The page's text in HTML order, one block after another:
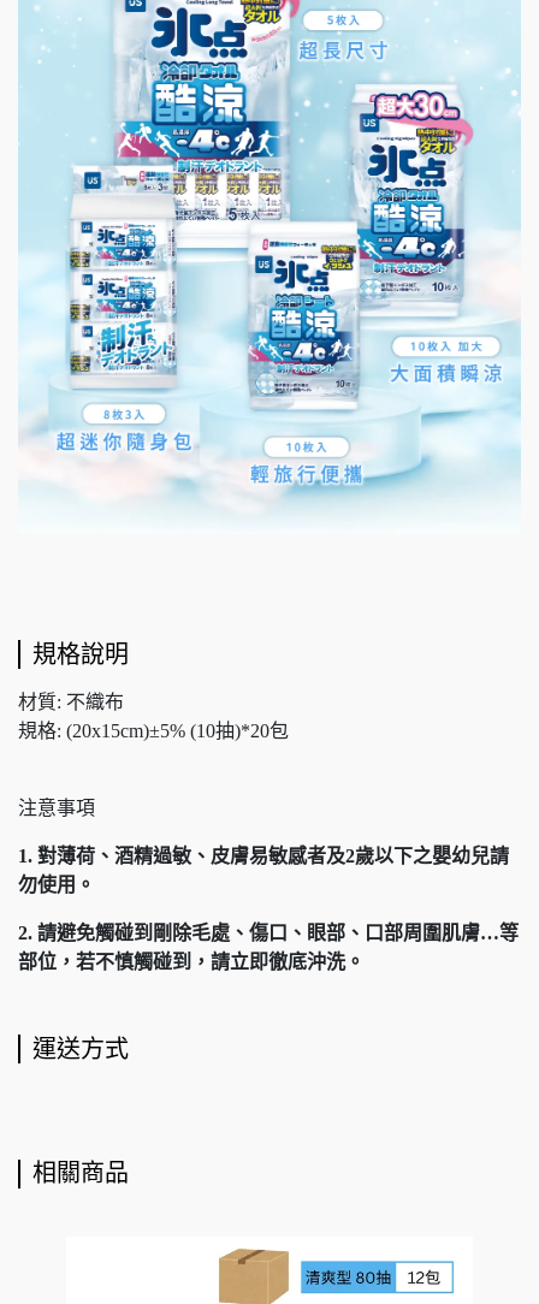
規格說明
材質: 不織布
規格: (20x15cm)±5% (10抽)*20包
注意事項
1. 對薄荷、酒精過敏、皮膚易敏感者及2歲以下之嬰幼兒請
勿使用。
2. 請避免觸碰到剛除毛處、傷口、眼部、口部周圍肌膚…等
部位，若不慎觸碰到，請立即徹底沖洗。
運送方式
相關商品